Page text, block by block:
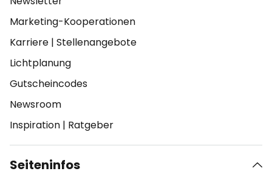
Marketing-Kooperationen
Karriere | Stellenangebote
Lichtplanung
Gutscheincodes
Newsroom
Inspiration | Ratgeber
Seiteninfos